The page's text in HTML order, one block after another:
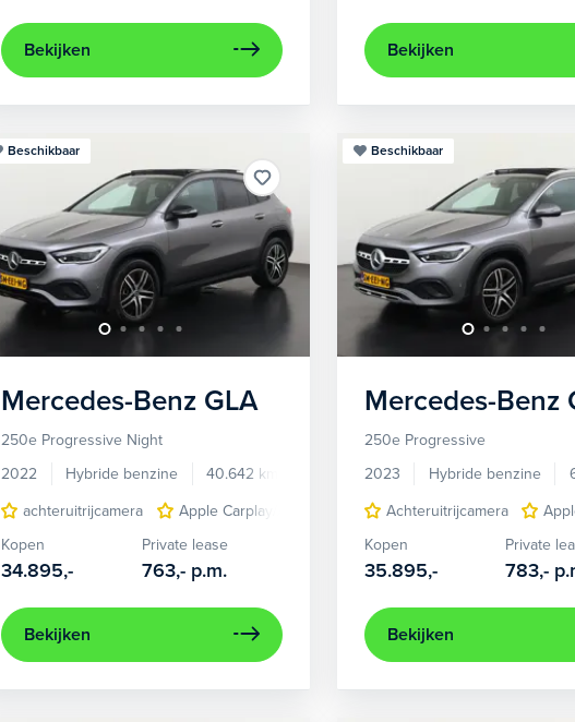
Bekijken Bekijken
Beschikbaar
Mercedes-Benz GLA
250e Progressive Night
2022
Hybride benzine 40.642 km
achteruitrijcamera
Apple Carplay/Android Auto comfortstoel(en)
Kopen
34.895,-
Private lease
763,- p.m.
Bekijken
Beschikbaar
Mercedes-Benz
250e Progressive
2023
Hybride benzine
Achteruitrijcamera
Kopen
35.895,-
Private
783,-
Bekijken